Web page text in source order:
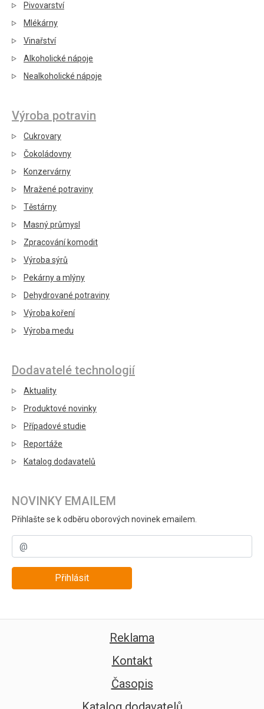
Pivovarství
Mlékárny
Vinařství
Alkoholické nápoje
Nealkoholické nápoje
Výroba potravin
Cukrovary
Čokoládovny
Konzervárny
Mražené potraviny
Těstárny
Masný průmysl
Zpracování komodit
Výroba sýrů
Pekárny a mlýny
Dehydrované potraviny
Výroba koření
Výroba medu
Dodavatelé technologií
Aktuality
Produktové novinky
Případové studie
Reportáže
Katalog dodavatelů
NOVINKY EMAILEM
Přihlašte se k odběru oborových novinek emailem.
Přihlásit
Reklama
Kontakt
Časopis